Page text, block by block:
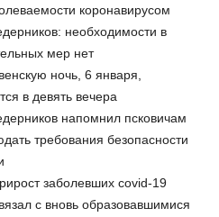
коронавирусом
необходимости в
мер нет
ночь, 6 января,
в девять вечера
напомнил псковичам
требования безопасности
заболевших covid-19
с вновь образовавшимися